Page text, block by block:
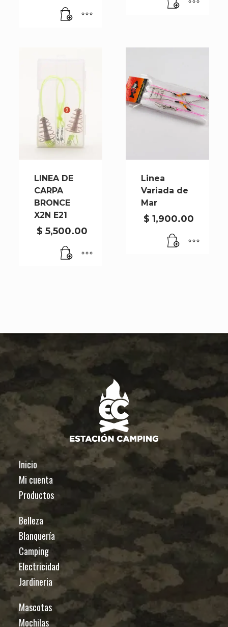
LINEA DE
CARPA
BRONCE
X2N E21
$ 5,500.00
Linea
Variada de
Mar
$ 1,900.00
Inicio
Mi cuenta
Productos
Belleza
Blanquería
Camping
Electricidad
Jardineria
Mascotas
Mochilas